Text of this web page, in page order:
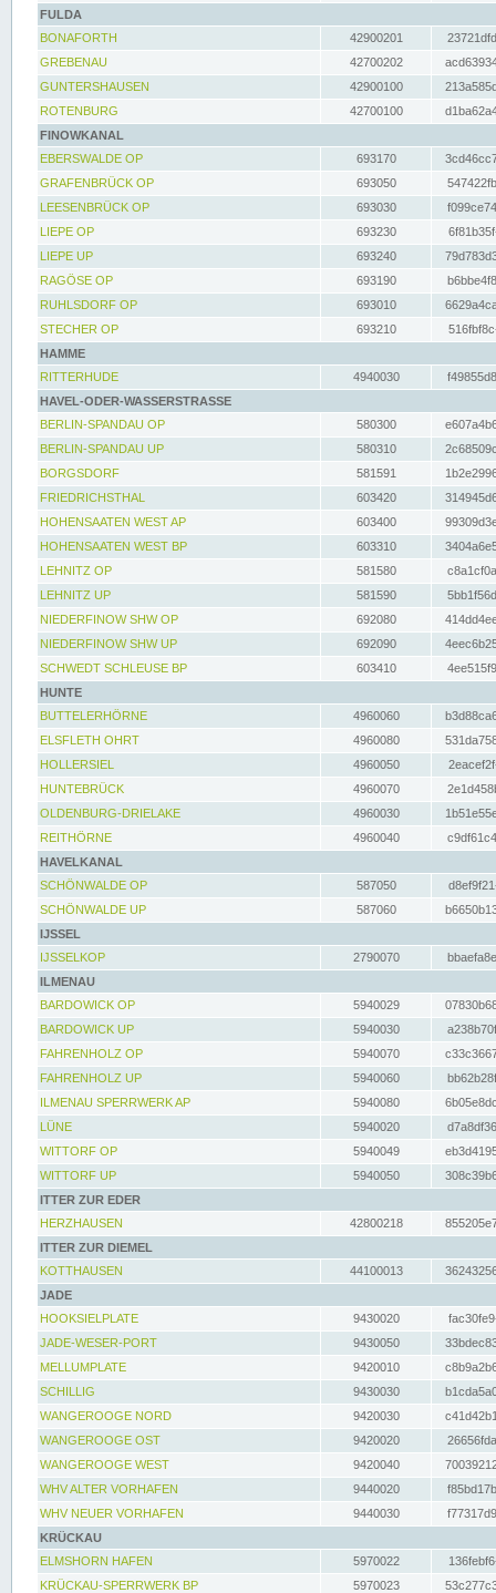
FULDA
BONAFORTH
42900201
GREBENAU
42700202
GUNTERSHAUSEN
42900100
ROTENBURG
42700100
FINOWKANAL
EBERSWALDE OP
693170
GRAFENBRÜCK OP
693050
LEESENBRÜCK OP
693030
LIEPE OP
693230
LIEPE UP
693240
RAGÖSE OP
693190
RUHLSDORF OP
693010
STECHER OP
693210
HAMME
RITTERHUDE
4940030
HAVEL-ODER-WASSERSTRASSE
BERLIN-SPANDAU OP
580300
BERLIN-SPANDAU UP
580310
BORGSDORF
581591
FRIEDRICHSTHAL
603420
HOHENSAATEN WEST AP
603400
HOHENSAATEN WEST BP
603310
LEHNITZ OP
581580
LEHNITZ UP
581590
NIEDERFINOW SHW OP
692080
NIEDERFINOW SHW UP
692090
SCHWEDT SCHLEUSE BP
603410
HUNTE
BUTTELERHÖRNE
4960060
ELSFLETH OHRT
4960080
HOLLERSIEL
4960050
HUNTEBRÜCK
4960070
OLDENBURG-DRIELAKE
4960030
REITHÖRNE
4960040
HAVELKANAL
SCHÖNWALDE OP
587050
SCHÖNWALDE UP
587060
IJSSEL
IJSSELKOP
2790070
ILMENAU
BARDOWICK OP
5940029
BARDOWICK UP
5940030
FAHRENHOLZ OP
5940070
FAHRENHOLZ UP
5940060
ILMENAU SPERRWERK AP
5940080
LÜNE
5940020
WITTORF OP
5940049
WITTORF UP
5940050
ITTER ZUR EDER
HERZHAUSEN
42800218
ITTER ZUR DIEMEL
KOTTHAUSEN
44100013
JADE
HOOKSIELPLATE
9430020
JADE-WESER-PORT
9430050
MELLUMPLATE
9420010
SCHILLIG
9430030
WANGEROOGE NORD
9420030
WANGEROOGE OST
9420020
WANGEROOGE WEST
9420040
WHV ALTER VORHAFEN
9440020
WHV NEUER VORHAFEN
9440030
KRÜCKAU
ELMSHORN HAFEN
5970022
KRÜCKAU-SPERRWERK BP
5970023